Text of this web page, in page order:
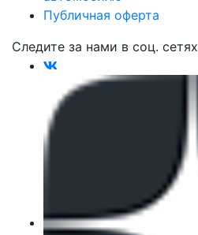
Публичная оферта
Следите за нами в соц. сетях